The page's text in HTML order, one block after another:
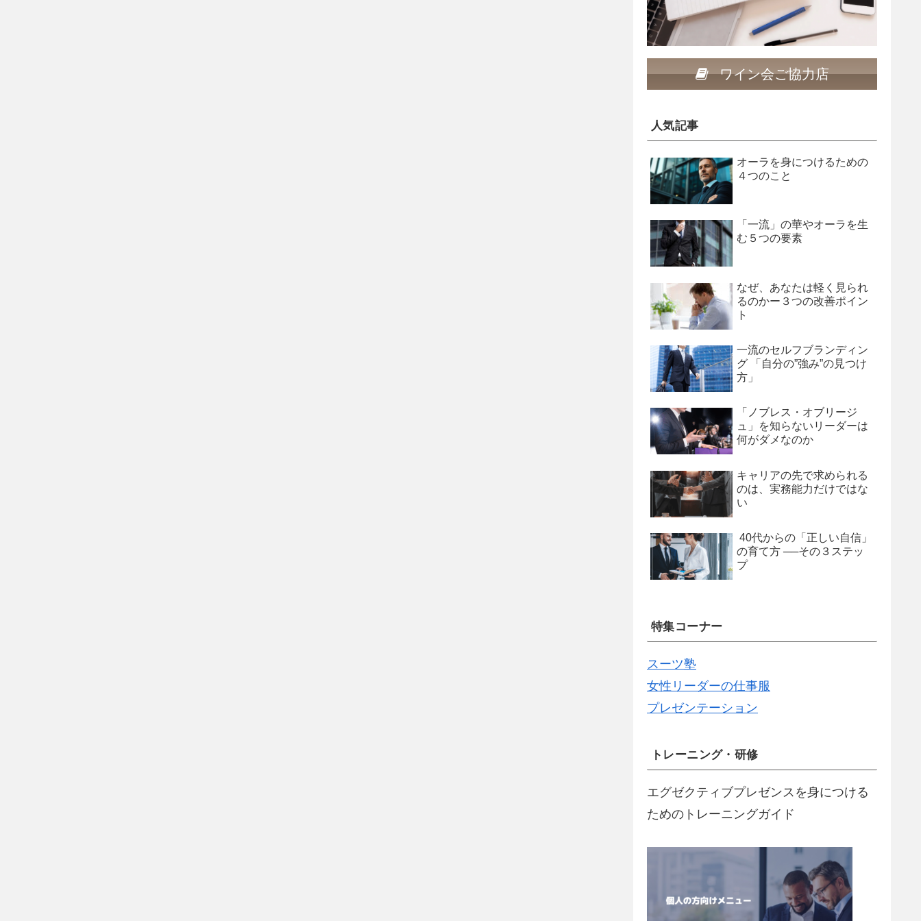
ワイン会ご協力店
人気記事
オーラを身につけるための
４つのこと
「一流」の華やオーラを生
む５つの要素
なぜ、あなたは軽く見られ
るのかー３つの改善ポイン
ト
一流のセルフブランディン
グ 「自分の”強み”の見つけ
方」
「ノブレス・オブリージ
ュ」を知らないリーダーは
何がダメなのか
キャリアの先で求められる
のは、実務能力だけではな
い
40代からの「正しい自信」
の育て方 ──その３ステッ
プ
特集コーナー
スーツ塾
女性リーダーの仕事服
プレゼンテーション
トレーニング・研修
エグゼクティブプレゼンスを身につける
ためのトレーニングガイド